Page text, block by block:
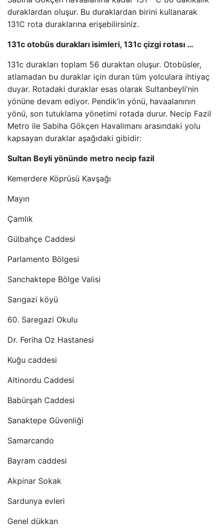
duraklardan oluşur. Bu duraklardan birini kullanarak
131C rota duraklarına erişebilirsiniz.
131c otobüs durakları isimleri, 131c çizgi rotası …
131c durakları toplam 56 duraktan oluşur. Otobüsler,
atlamadan bu duraklar için duran tüm yolculara ihtiyaç
duyar. Rotadaki duraklar esas olarak Sultanbeyli’nin
yönüne devam ediyor. Pendik’in yönü, havaalanının
yönü, son tutuklama yönetimi rotada durur. Necip Fazil
Metro ile Sabiha Gökçen Havalimanı arasındaki yolu
kapsayan duraklar aşağıdaki gibidir:
Sultan Beyli yönünde metro necip fazil
Kemerdere Köprüsü Kavşağı
Mayın
Çamlık
Gülbahçe Caddesi
Parlamento Bölgesi
Sanchaktepe Bölge Valisi
Sarıgazi köyü
60. Saregazi Okulu
Dr. Feriha Oz Hastanesi
Kuğu caddesi
Altinordu Caddesi
Babürşah Caddesi
Sanaktepe Güvenliği
Samarcando
Bayram caddesi
Akpinar Sokak
Sardunya evleri
Genel dükkan